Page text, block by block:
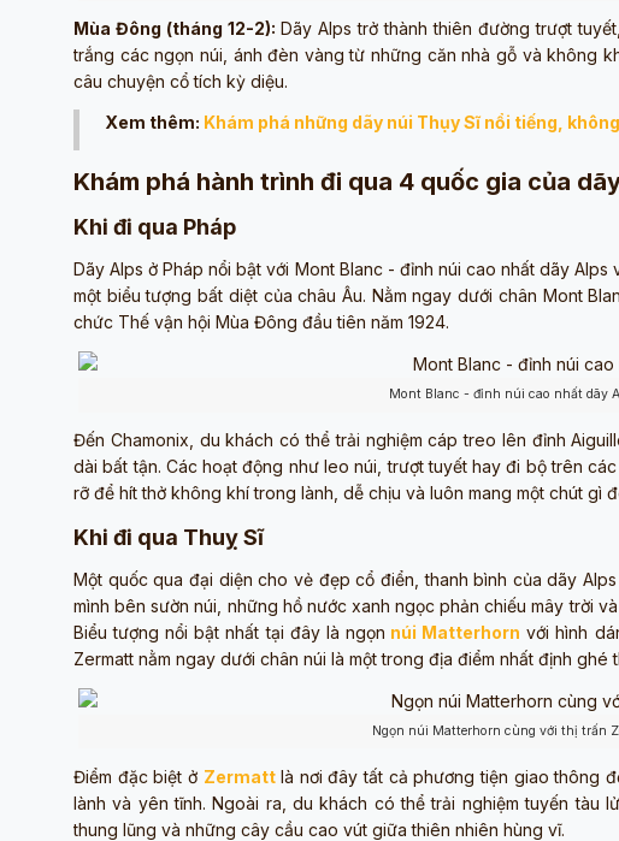
Mùa Đông (tháng 12-2): Dãy Alps trở thành thiên đường trượt
trắng các ngọn núi, ánh đèn vàng từ những căn nhà gỗ và không
câu chuyện cổ tích kỳ diệu.
Xem thêm: Khám phá những dãy núi Thụy Sĩ nổi tiếng,
Khám phá hành trình đi qua 4 quốc gia của
Khi đi qua Pháp
Dãy Alps ở Pháp nổi bật với Mont Blanc - đỉnh núi cao nhất dãy
một biểu tượng bất diệt của châu Âu. Nằm ngay dưới chân Mont
chức Thế vận hội Mùa Đông đầu tiên năm 1924.
Mont Blanc - đỉnh núi cao nhất dãy
Đến Chamonix, du khách có thể trải nghiệm cáp treo lên đỉnh
dài bất tận. Các hoạt động như leo núi, trượt tuyết hay đi bộ trên
rỡ để hít thở không khí trong lành, dễ chịu và luôn mang một chút gì
Khi đi qua Thuỵ Sĩ
Một quốc qua đại diện cho vẻ đẹp cổ điển, thanh bình của dãy
mình bên sườn núi, những hồ nước xanh ngọc phản chiếu mây trời
Biểu tượng nổi bật nhất tại đây là ngọn núi Matterhorn với hình
Zermatt nằm ngay dưới chân núi là một trong địa điểm nhất định ghé
Ngọn núi Matterhorn cùng với thị trấn
Điểm đặc biệt ở Zermattlà nơi đây tất cả phương tiện giao thông
lành và yên tĩnh. Ngoài ra, du khách có thể trải nghiệm tuyến tàu
thung lũng và những cây cầu cao vút giữa thiên nhiên hùng vĩ.